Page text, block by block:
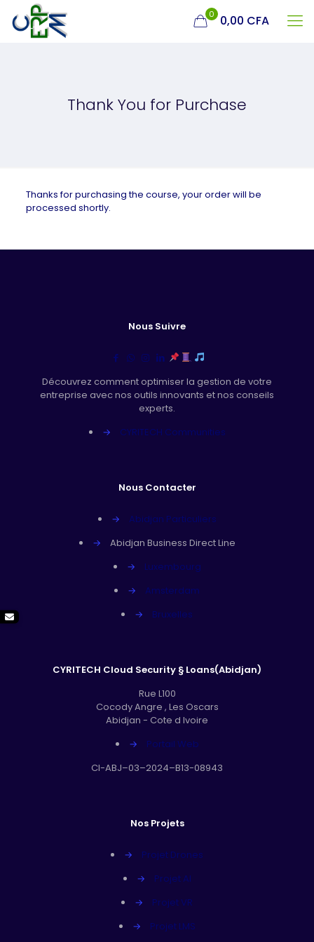
0 0,00 CFA
Thank You for Purchase
Thanks for purchasing the course, your order will be
processed shortly.
Nous Suivre
Découvrez comment optimiser la gestion de votre
entreprise avec nos outils innovants et nos conseils
experts.
→
CYRITECH Communities
Nous Contacter
→
Abidjan Particuliers
→
Abidjan Business Direct Line
→
Luxembourg
→
Amsterdam
→
Bruxelles
CYRITECH Cloud Security § Loans(Abidjan)
Rue L100
Cocody Angre , Les Oscars
Abidjan - Cote d Ivoire
→
Portail Web
CI-ABJ–03–2024–B13-08943
Nos Projets
→
Projet Drones
→
Projet AI
→
Projet VR
→
Projet LMS